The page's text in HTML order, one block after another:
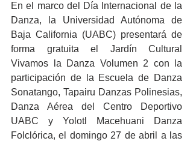
En el marco del Día Internacional de la
Danza, la Universidad Autónoma de
Baja California (UABC) presentará de
forma gratuita el Jardín Cultural
Vivamos la Danza Volumen 2 con la
participación de la Escuela de Danza
Sonatango, Tapairu Danzas Polinesias,
Danza Aérea del Centro Deportivo
UABC y Yolotl Macehuani Danza
Folclórica, el domingo 27 de abril a las